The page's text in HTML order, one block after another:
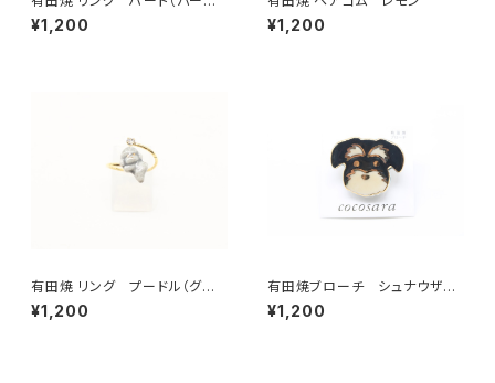
ル）
¥1,200 ¥1,200
有田焼 リング プードル（グレ
ー）
¥1,200
有田焼ブローチ シュナウザー
（ブラック×ベージュ×ゴールド）
¥1,200